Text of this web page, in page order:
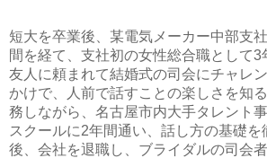
短大を卒業後、某電気メーカー中部支
間を経て、支社初の女性総合職として3
友人に頼まれて結婚式の司会にチャレ
かけで、人前で話すことの楽しさを知
務しながら、名古屋市内大手タレント
スクールに2年間通い、話し方の基礎
後、会社を退職し、ブライダルの司会